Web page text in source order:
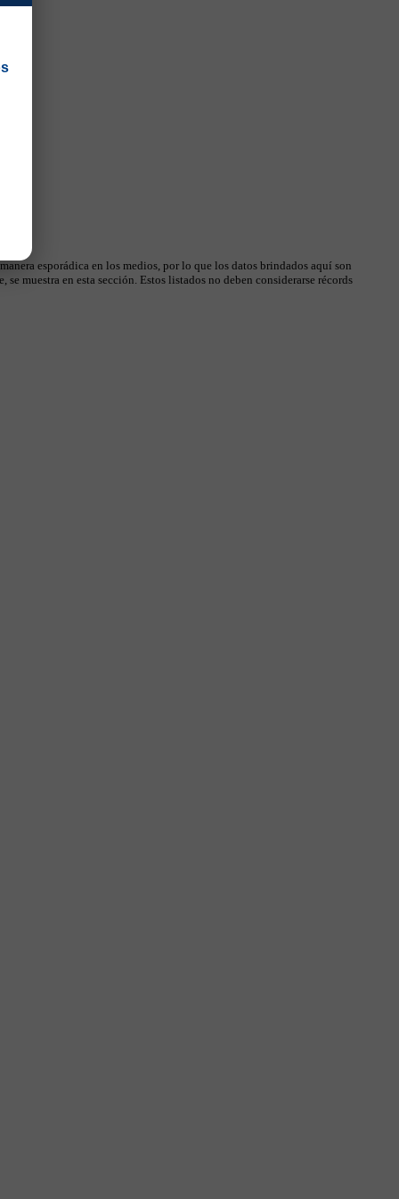
esporádica en los medios, por lo que los datos brindados aquí son
muestra en esta sección. Estos listados no deben considerarse récords